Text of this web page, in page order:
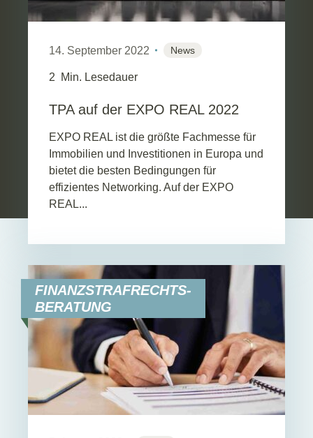
14. September 2022 News
2 Min. Lesedauer
TPA auf der EXPO REAL 2022
EXPO REAL ist die größte Fachmesse für
Immobilien und Investitionen in Europa und
bietet die besten Bedingungen für
effizientes Networking. Auf der EXPO
REAL...
FINANZSTRAFRECHTS-
BERATUNG